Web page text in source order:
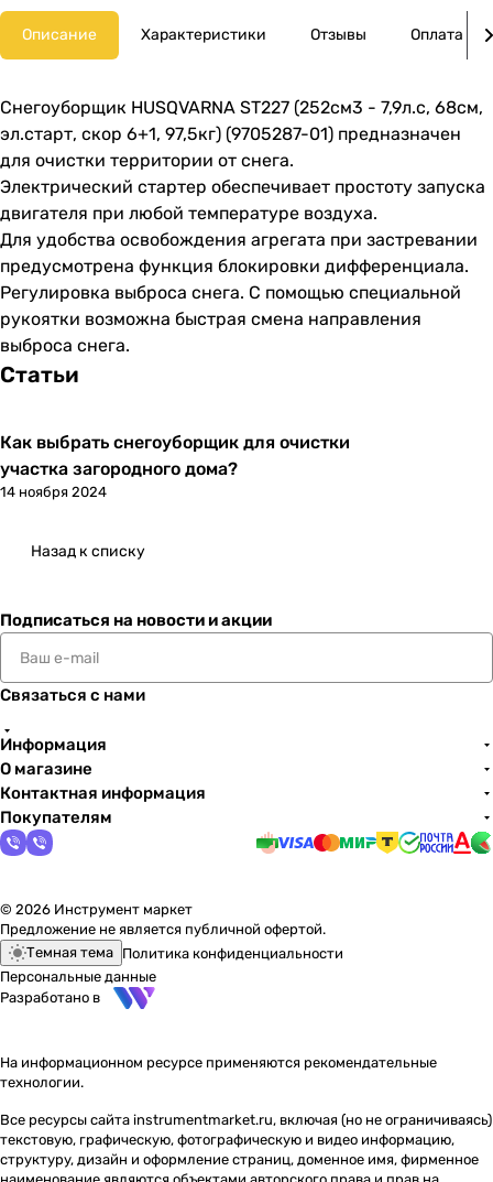
Описание Характеристики Отзывы Оплата
Снегоуборщик HUSQVARNA ST227 (252см3 - 7,9л.с, 68см,
эл.старт, скор 6+1, 97,5кг) (9705287-01) предназначен
для очистки территории от снега.
Электрический стартер обеспечивает простоту запуска
двигателя при любой температуре воздуха.
Для удобства освобождения агрегата при застревании
предусмотрена функция блокировки дифференциала.
Регулировка выброса снега. С помощью специальной
рукоятки возможна быстрая смена направления
выброса снега.
Статьи
Как выбрать снегоуборщик для очистки
участка загородного дома?
14 ноября 2024
Назад к списку
Подписаться на новости и акции
Связаться с нами
Информация
О магазине
Контактная информация
Покупателям
© 2026 Инструмент маркет
Предложение не является публичной офертой.
Темная тема Политика конфиденциальности
Персональные данные
Разработано в
На информационном ресурсе применяются рекомендательные
технологии.
Все ресурсы сайта instrumentmarket.ru, включая (но не ограничиваясь)
текстовую, графическую, фотографическую и видео информацию,
структуру, дизайн и оформление страниц, доменное имя, фирменное